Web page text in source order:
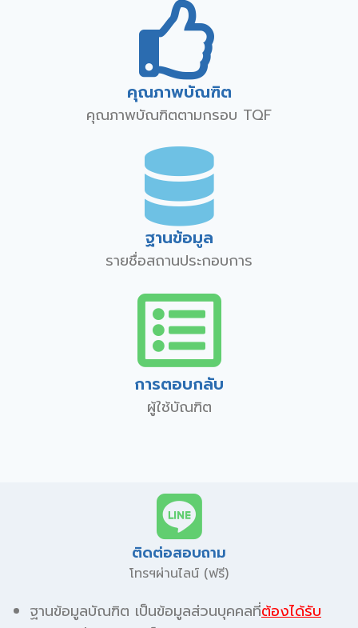
คุณภาพบัณฑิต
คุณภาพบัณฑิตตามกรอบ TQF
ฐานข้อมูล
รายชื่อสถานประกอบการ
การตอบกลับ
ผู้ใช้บัณฑิต
ติดต่อสอบถาม
โทรฯผ่านไลน์ (ฟรี)
ฐานข้อมูลบัณฑิต เป็นข้อมูลส่วนบุคคลที่ต้องได้รับ